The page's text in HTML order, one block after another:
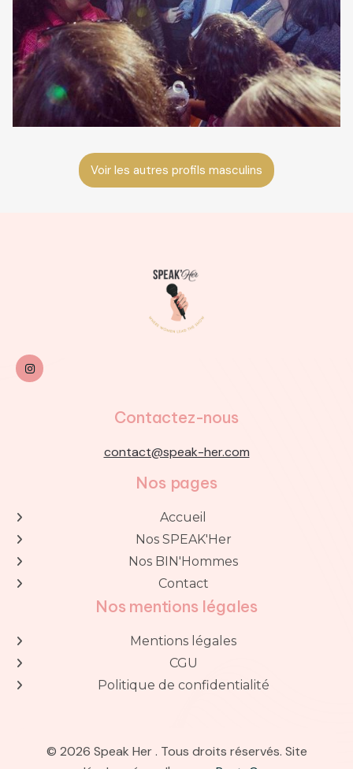
Voir les autres profils masculins

Contactez-nous
contact@speak-her.com
Nos pages
 Accueil
 Nos SPEAK'Her
 Nos BIN'Hommes
 Contact
Nos mentions légales
 Mentions légales
 CGU
 Politique de confidentialité
© 2026 Speak Her . Tous droits réservés. Site